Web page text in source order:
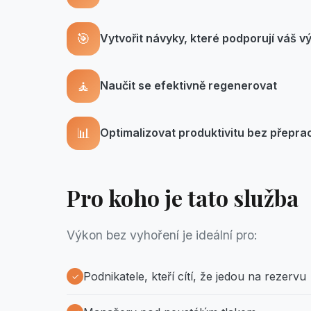
🎯 Vytvořit návyky, které podporují váš
🧘 Naučit se efektivně regenerovat
📊 Optimalizovat produktivitu bez
Pro koho je tato služba
Výkon bez vyhoření je ideální pro:
Podnikatele, kteří cítí, že jedou na rezervu